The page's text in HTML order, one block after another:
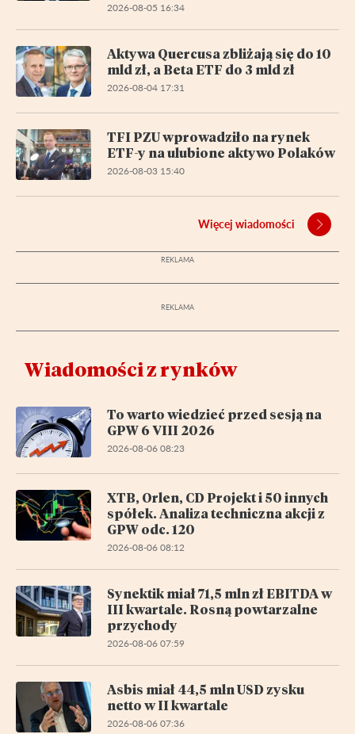
2026-08-05 16:34
Aktywa Quercusa zbliżają się do 10
mld zł, a Beta ETF do 3 mld zł
2026-08-04 17:31
TFI PZU wprowadziło na rynek
ETF-y na ulubione aktywo Polaków
2026-08-03 15:40
Więcej wiadomości
Wiadomości z rynków
To warto wiedzieć przed sesją na
GPW 6 VIII 2026
2026-08-06 08:23
XTB, Orlen, CD Projekt i 50 innych
spółek. Analiza techniczna akcji z
GPW odc. 120
2026-08-06 08:12
Synektik miał 71,5 mln zł EBITDA w
III kwartale. Rosną powtarzalne
przychody
2026-08-06 07:59
Asbis miał 44,5 mln USD zysku
netto w II kwartale
2026-08-06 07:36